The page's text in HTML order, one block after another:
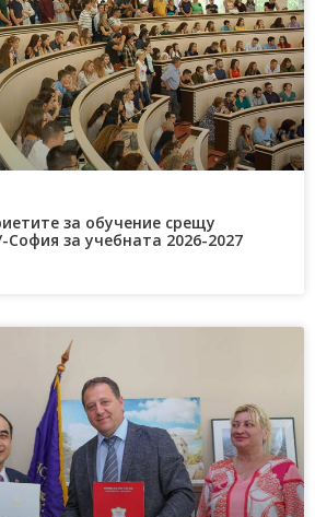
за обучение срещу
за учебната 2026-2027